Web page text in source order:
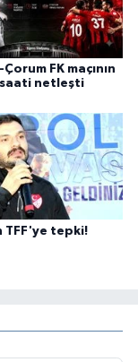
FK maçının
netleşti
TFF'ye tepki!